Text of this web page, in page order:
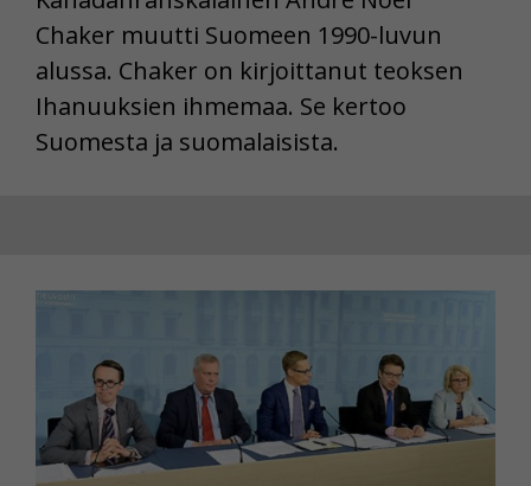
Chaker muutti Suomeen 1990-luvun
alussa. Chaker on kirjoittanut teoksen
Ihanuuksien ihmemaa. Se kertoo
Suomesta ja suomalaisista.